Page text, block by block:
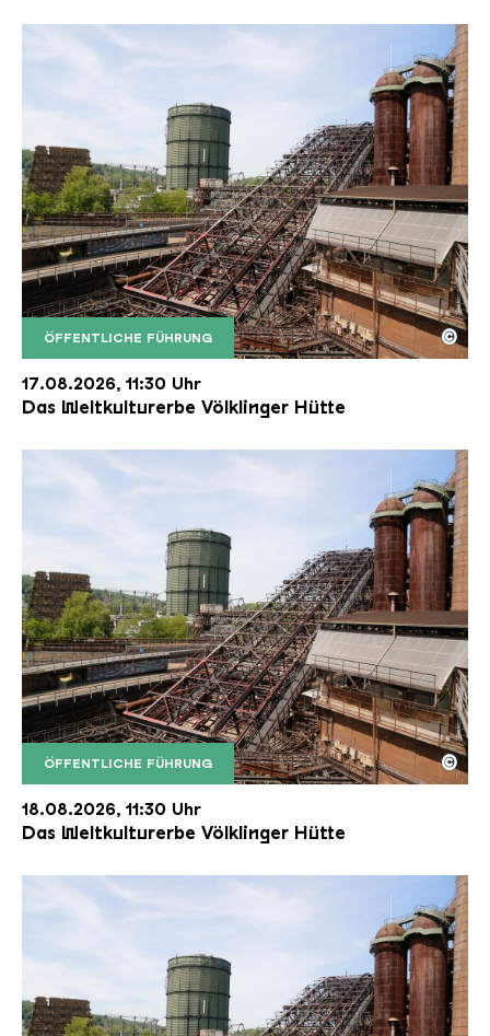
ÖFFENTLICHE FÜHRUNG
Der Erzschrägaufzug der Völklinger Hütte mit
Copyright: Weltkulturerbe Völklinger Hütte | Karl
©
17.08.2026, 11:30 Uhr
Das Weltkulturerbe Völklinger Hütte
ÖFFENTLICHE FÜHRUNG
Der Erzschrägaufzug der Völklinger Hütte mit
Copyright: Weltkulturerbe Völklinger Hütte | Karl
©
18.08.2026, 11:30 Uhr
Das Weltkulturerbe Völklinger Hütte